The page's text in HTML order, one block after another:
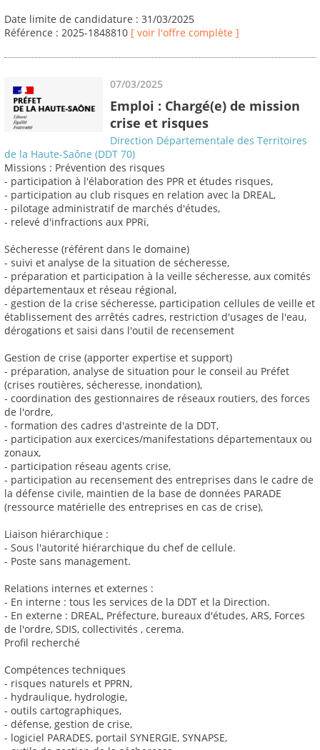
Date limite de candidature : 31/03/2025
Référence : 2025-1848810 [ voir l'offre complète ]
07/03/2025
Emploi : Chargé(e) de mission
crise et risques
Direction Départementale des Territoires
de la Haute-Saône (DDT 70)
Missions : Prévention des risques
- participation à l'élaboration des PPR et études risques,
- participation au club risques en relation avec la DREAL,
- pilotage administratif de marchés d'études,
- relevé d'infractions aux PPRi,
Sécheresse (référent dans le domaine)
- suivi et analyse de la situation de sécheresse,
- préparation et participation à la veille sécheresse, aux comités
départementaux et réseau régional,
- gestion de la crise sécheresse, participation cellules de veille et
établissement des arrêtés cadres, restriction d'usages de l'eau,
dérogations et saisi dans l'outil de recensement
Gestion de crise (apporter expertise et support)
- préparation, analyse de situation pour le conseil au Préfet
(crises routières, sécheresse, inondation),
- coordination des gestionnaires de réseaux routiers, des forces
de l'ordre,
- formation des cadres d'astreinte de la DDT,
- participation aux exercices/manifestations départementaux ou
zonaux,
- participation réseau agents crise,
- participation au recensement des entreprises dans le cadre de
la défense civile, maintien de la base de données PARADE
(ressource matérielle des entreprises en cas de crise),
Liaison hiérarchique :
- Sous l'autorité hiérarchique du chef de cellule.
- Poste sans management.
Relations internes et externes :
- En interne : tous les services de la DDT et la Direction.
- En externe : DREAL, Préfecture, bureaux d'études, ARS, Forces
de l'ordre, SDIS, collectivités , cerema.
Profil recherché
Compétences techniques
- risques naturels et PPRN,
- hydraulique, hydrologie,
- outils cartographiques,
- défense, gestion de crise,
- logiciel PARADES, portail SYNERGIE, SYNAPSE,